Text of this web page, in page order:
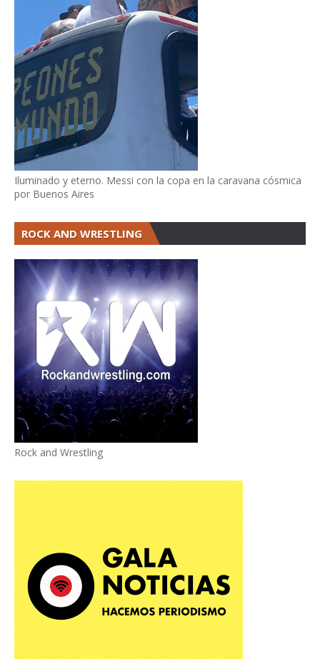
Iluminado y eterno. Messi con la copa en la caravana cósmica
por Buenos Aires
ROCK AND WRESTLING
Rock and Wrestling